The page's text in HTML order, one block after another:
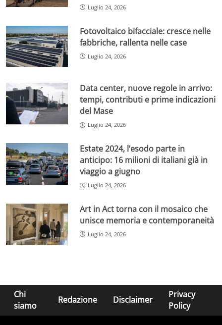
Luglio 24, 2026
Fotovoltaico bifacciale: cresce nelle
fabbriche, rallenta nelle case
Luglio 24, 2026
Data center, nuove regole in arrivo:
tempi, contributi e prime indicazioni
del Mase
Luglio 24, 2026
Estate 2024, l’esodo parte in
anticipo: 16 milioni di italiani già in
viaggio a giugno
Luglio 24, 2026
Art in Act torna con il mosaico che
unisce memoria e contemporaneità
Luglio 24, 2026
Chi
siamo
Redazione Disclaimer
Privacy
Policy